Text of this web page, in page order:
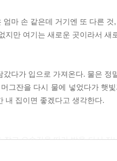
엄마 손 같은데 거기엔 또 다른
지만 여기는 새로운 곳이라서 새
갔다가 입으로 가져온다. 물은
그잔을 다시 물에 넣었다가 햇
내 집이면 좋겠다고 생각한다.
잡고 오솔길을 따라 밭을 다시